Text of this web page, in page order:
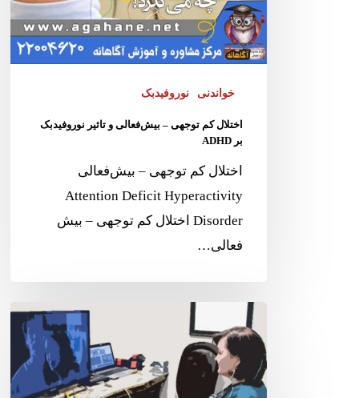
خواندنی نوروفیدبک
اختلال کم‌ توجهی – بیش‌فعالی و تاثیر نوروفیدبک
بر ADHD
اختلال کم‌ توجهی – بیش‌فعالی
Attention Deficit Hyperactivity
Disorder اختلال کم توجهی – بیش
فعالی…